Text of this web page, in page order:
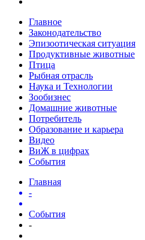
Главное
Законодательство
Эпизоотическая ситуация
Продуктивные животные
Птица
Рыбная отрасль
Наука и Технологии
Зообизнес
Домашние животные
Потребитель
Образование и карьера
Видео
ВиЖ в цифрах
События
Главная
-
События
-